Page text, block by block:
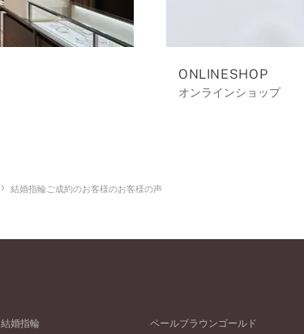
ONLINESHOP
オンラインショップ
結婚指輪ご成約のお客様のお客様の声
結婚指輪
ペールブラウンゴールド